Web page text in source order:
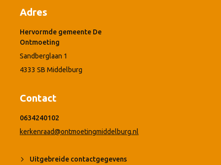
Adres
Hervormde gemeente De
Ontmoeting
Sandberglaan 1
4333 SB Middelburg
Contact
0634240102
kerkenraad@ontmoetingmiddelburg.nl
Uitgebreide contactgegevens